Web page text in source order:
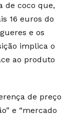
de coco que,
16 euros do
e os
implica o
ao produto
de preço
e “mercado